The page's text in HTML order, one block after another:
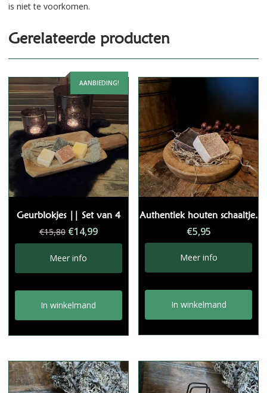
is niet te voorkomen.
Gerelateerde producten
AANBIEDING!
Geurblokjes || Set van 4
€15,80 Oorspronkelijke
prijs
was:
€15,80.
€14,99Huidige
prijs
€14,99.
Meer info
In winkelmand
Authentiek houten schaaltje.
€5,95
Meer info
In winkelmand